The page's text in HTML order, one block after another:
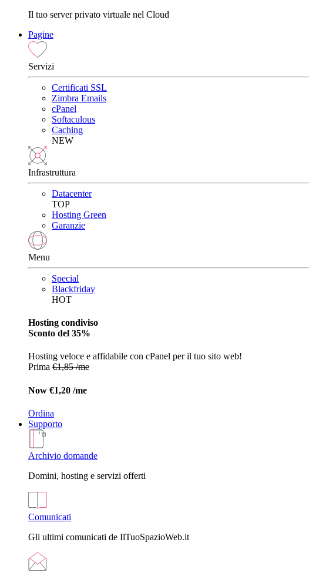
Il tuo server privato virtuale nel Cloud
Pagine
Servizi
Certificati SSL
Zimbra Emails
cPanel
Softaculous
Caching
NEW
Infrastruttura
Datacenter
TOP
Hosting Green
Garanzie
Menu
Special
Blackfriday
HOT
Hosting condiviso
Sconto del 35%
Hosting veloce e affidabile con cPanel per il tuo sito web!
Prima €1,85 /me
Now €1,20 /me
Ordina
Supporto
Archivio domande
Domini, hosting e servizi offerti
Comunicati
Gli ultimi comunicati de IlTuoSpazioWeb.it